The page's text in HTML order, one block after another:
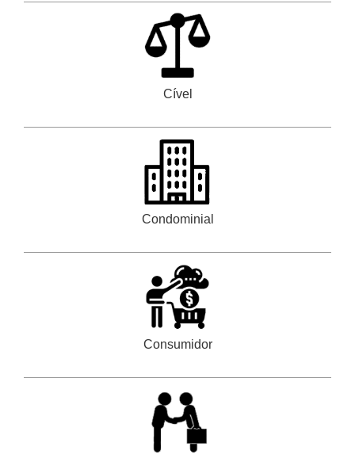
Cível
Condominial
Consumidor